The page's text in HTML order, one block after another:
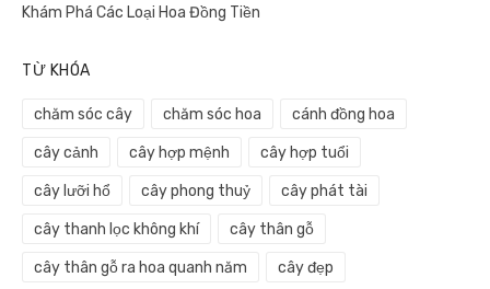
Khám Phá Các Loại Hoa Đồng Tiền
TỪ KHÓA
chăm sóc cây chăm sóc hoa cánh đồng hoa
cây cảnh cây hợp mệnh cây hợp tuổi
cây lưỡi hổ cây phong thuỷ cây phát tài
cây thanh lọc không khí cây thân gỗ
cây thân gỗ ra hoa quanh năm cây đẹp